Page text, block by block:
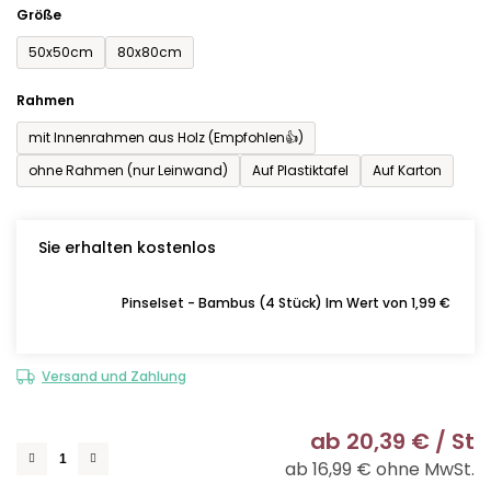
Größe
50x50cm
80x80cm
Rahmen
mit Innenrahmen aus Holz (Empfohlen👍)
ohne Rahmen (nur Leinwand)
Auf Plastiktafel Auf Karton
Sie erhalten kostenlos
Pinselset - Bambus (4 Stück) Im Wert von 1,99 €
Versand und Zahlung
ab 20,39 € / St
ab 16,99 € ohne MwSt.